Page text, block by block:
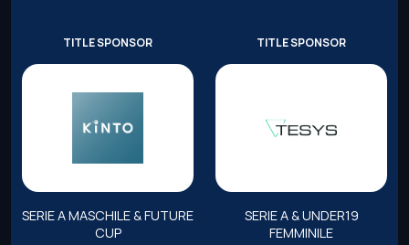
TITLE SPONSOR
SERIE A MASCHILE & FUTURE
CUP
TITLE SPONSOR
SERIE A & UNDER19
FEMMINILE